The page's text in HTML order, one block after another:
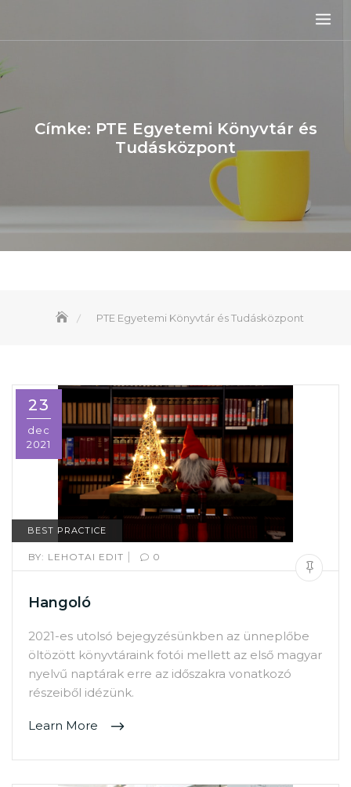
content
Címke: PTE Egyetemi Könyvtár és
Tudásközpont
PTE Egyetemi Könyvtár és Tudásközpont
23
dec
2021
BEST PRACTICE
BY: LEHOTAI EDIT | 0
Hangoló
2021-es utolsó bejegyzésünkben az ünneplőbe
öltözött könyvtáraink fotói mellett az első magyar
nyelvű naptárak erre az időszakra vonatkozó
részeiből idézünk.
Learn More